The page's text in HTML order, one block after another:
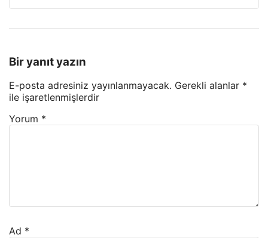
Bir yanıt yazın
E-posta adresiniz yayınlanmayacak. Gerekli alanlar *
ile işaretlenmişlerdir
Yorum *
Ad *